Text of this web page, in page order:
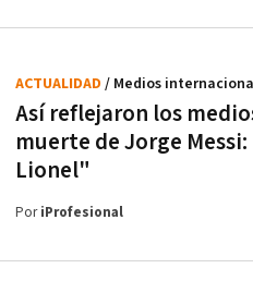
Así reflejaron los
muerte de Jorge
Lionel"
ACTUALIDAD / Medios
PoriProfesional